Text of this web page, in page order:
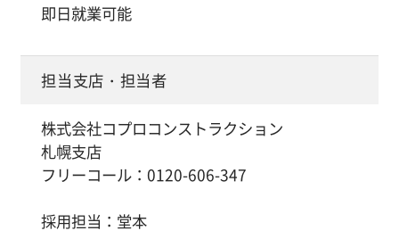
即日就業可能
担当支店・担当者
株式会社コプロコンストラクション
札幌支店
フリーコール：0120-606-347
採用担当：堂本